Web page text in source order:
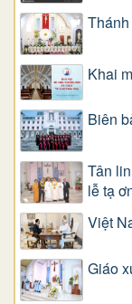
Khai
Biên
Tân
lễ tạ
Việt
Giáo